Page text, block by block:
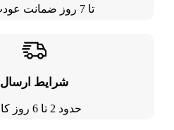
تا 7 روز ضمانت عودت کالا
شرایط ارسال
حدود 2 تا 6 روز کاری